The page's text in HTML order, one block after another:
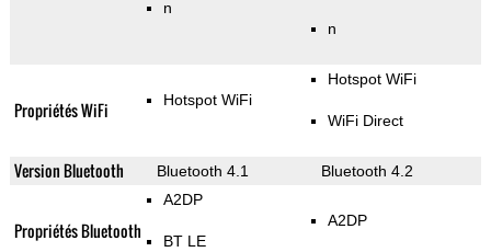
n
n
Propriétés WiFi Hotspot WiFi
Hotspot WiFi
WiFi Direct
Version Bluetooth Bluetooth 4.1 Bluetooth 4.2
Propriétés Bluetooth
A2DP
BT LE
A2DP